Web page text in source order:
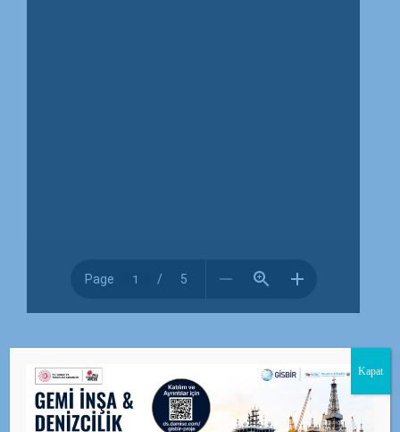
BEĞEN
facebook PAYLAŞ
Kapat